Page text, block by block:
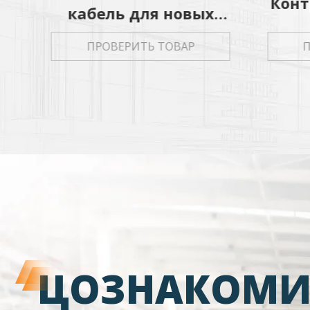
ПРОВЕРИТЬ ТОВАР П